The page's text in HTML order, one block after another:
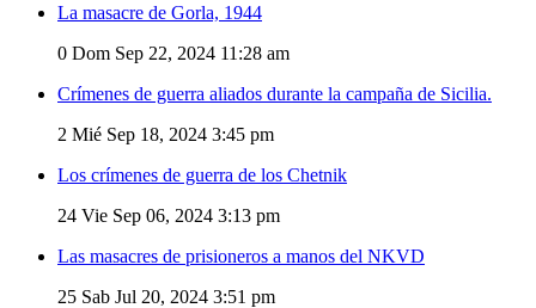
La masacre de Gorla, 1944
0 Dom Sep 22, 2024 11:28 am
Crímenes de guerra aliados durante la campaña de Sicilia.
2 Mié Sep 18, 2024 3:45 pm
Los crímenes de guerra de los Chetnik
24 Vie Sep 06, 2024 3:13 pm
Las masacres de prisioneros a manos del NKVD
25 Sab Jul 20, 2024 3:51 pm